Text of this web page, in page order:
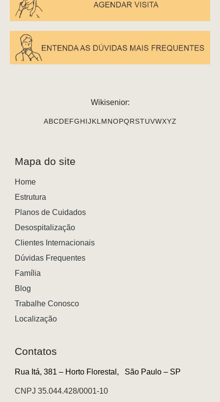
Wikisenior:
ABCDEFGHIJKLMNOPQRSTUVWXYZ
Mapa do site
Home
Estrutura
Planos de Cuidados
Desospitalização
Clientes Internacionais
Dúvidas Frequentes
Família
Blog
Trabalhe Conosco
Localização
Contatos
Rua Itá, 381 – Horto Florestal, São Paulo – SP
CNPJ 35.044.428/0001-10